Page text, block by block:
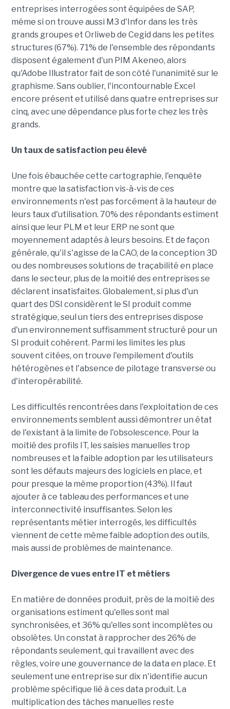
entreprises interrogées sont équipées de SAP,
même si on trouve aussi M3 d'Infor dans les très
grands groupes et Orliweb de Cegid dans les petites
structures (67%). 71% de l'ensemble des répondants
disposent également d'un PIM Akeneo, alors
qu'Adobe Illustrator fait de son côté l'unanimité sur le
graphisme. Sans oublier, l'incontournable Excel
encore présent et utilisé dans quatre entreprises sur
cinq, avec une dépendance plus forte chez les très
grands.
Un taux de satisfaction peu élevé
Une fois ébauchée cette cartographie, l'enquête
montre que la satisfaction vis-à-vis de ces
environnements n'est pas forcément à la hauteur de
leurs taux d'utilisation. 70% des répondants estiment
ainsi que leur PLM et leur ERP ne sont que
moyennement adaptés à leurs besoins. Et de façon
générale, qu'il s'agisse de la CAO, de la conception 3D
ou des nombreuses solutions de traçabilité en place
dans le secteur, plus de la moitié des entreprises se
déclarent insatisfaites. Globalement, si plus d'un
quart des DSI considèrent le SI produit comme
stratégique, seul un tiers des entreprises dispose
d'un environnement suffisamment structuré pour un
SI produit cohérent. Parmi les limites les plus
souvent citées, on trouve l'empilement d'outils
hétérogènes et l'absence de pilotage transverse ou
d'interopérabilité.
Les difficultés rencontrées dans l'exploitation de ces
environnements semblent aussi démontrer un état
de l'existant à la limite de l'obsolescence. Pour la
moitié des profils IT, les saisies manuelles trop
nombreuses et la faible adoption par les utilisateurs
sont les défauts majeurs des logiciels en place, et
pour presque la même proportion (43%). Il faut
ajouter à ce tableau des performances et une
interconnectivité insuffisantes. Selon les
représentants métier interrogés, les difficultés
viennent de cette même faible adoption des outils,
mais aussi de problèmes de maintenance.
Divergence de vues entre IT et métiers
En matière de données produit, près de la moitié des
organisations estiment qu'elles sont mal
synchronisées, et 36% qu'elles sont incomplètes ou
obsolètes. Un constat à rapprocher des 26% de
répondants seulement, qui travaillent avec des
règles, voire une gouvernance de la data en place. Et
seulement une entreprise sur dix n'identifie aucun
problème spécifique lié à ces data produit. La
multiplication des tâches manuelles reste